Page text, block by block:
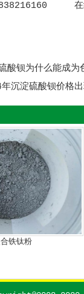
在
酸钡为什么能成为
沉淀硫酸钡价格
铁钛粉